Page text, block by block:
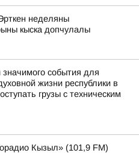
неделяны
кыска допчулалы
события для
жизни республики в
грузы с техническим
Кызыл» (101,9 FM)